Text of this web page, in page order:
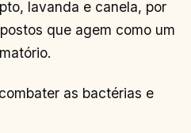
lavanda e canela, por
que agem como um
as bactérias e